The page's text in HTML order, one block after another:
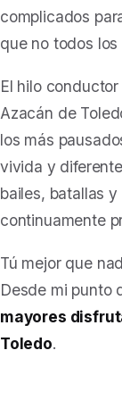
complicados
que no todos
El hilo
Azacán de
los más
vivida y
bailes, batallas
continuamente
Tú mejor que
Desde mi punto
mayores
Toledo.